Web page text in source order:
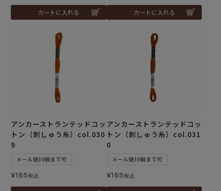
カートに入れる カートに入れる
アンカーストランテッドコッ
トン（刺しゅう糸）col.030
9
メール便30個まで可
¥165税込
アンカーストランテッドコッ
トン（刺しゅう糸）col.031
0
メール便30個まで可
¥165税込